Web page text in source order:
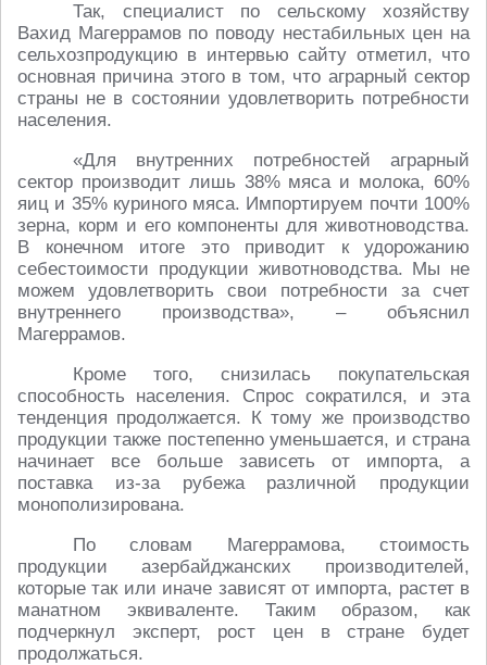
Так, специалист по сельскому хозяйству
Вахид Магеррамов по поводу нестабильных цен на
сельхозпродукцию в интервью сайту отметил, что
основная причина этого в том, что аграрный сектор
страны не в состоянии удовлетворить потребности
населения.
«Для внутренних потребностей аграрный
сектор производит лишь 38% мяса и молока, 60%
яиц и 35% куриного мяса. Импортируем почти 100%
зерна, корм и его компоненты для животноводства.
В конечном итоге это приводит к удорожанию
себестоимости продукции животноводства. Мы не
можем удовлетворить свои потребности за счет
внутреннего производства», – объяснил
Магеррамов.
Кроме того, снизилась покупательская
способность населения. Спрос сократился, и эта
тенденция продолжается. К тому же производство
продукции также постепенно уменьшается, и страна
начинает все больше зависеть от импорта, а
поставка из-за рубежа различной продукции
монополизирована.
По словам Магеррамова, стоимость
продукции азербайджанских производителей,
которые так или иначе зависят от импорта, растет в
манатном эквиваленте. Таким образом, как
подчеркнул эксперт, рост цен в стране будет
продолжаться.